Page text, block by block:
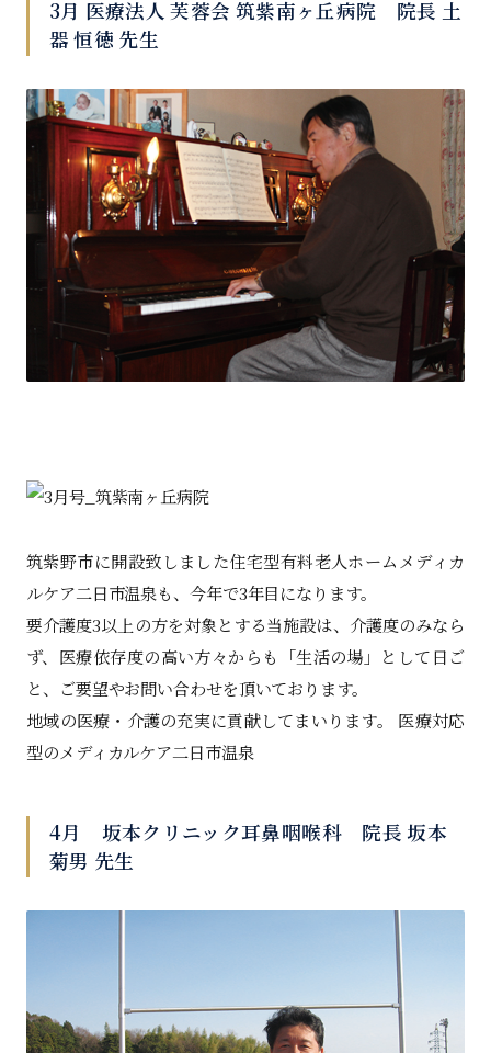
3月 医療法人 芙蓉会 筑紫南ヶ丘病院 院長 土
器 恒徳 先生
筑紫野市に開設致しました住宅型有料老人ホームメディカ
ルケア二日市温泉も、今年で3年目になります。
要介護度3以上の方を対象とする当施設は、介護度のみなら
ず、医療依存度の高い方々からも「生活の場」として日ご
と、ご要望やお問い合わせを頂いております。
地域の医療・介護の充実に貢献してまいります。 医療対応
型のメディカルケア二日市温泉
4月 坂本クリニック耳鼻咽喉科 院長 坂本
菊男 先生